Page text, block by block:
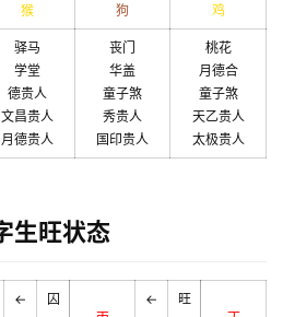
猴 狗 鸡
驿马
学堂
德贵人
文昌贵人
月德贵人
丧门
华盖
童子煞
秀贵人
国印贵人
桃花
月德合
童子煞
天乙贵人
太极贵人
生旺状态
←
囚
←
旺